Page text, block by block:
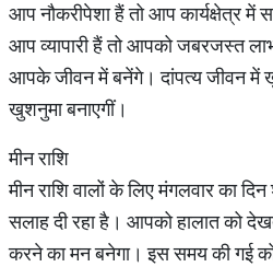
आप नौकरीपेशा हैं तो आप कार्यक्षेत्र में
आप व्यापारी हैं तो आपको जबरजस्त
आपके जीवन में बनेंगे। दांपत्य जीवन में
खुशनुमा बनाएगीं।
मीन राशि
मीन राशि वालों के लिए मंगलवार का
सलाह दी रहा है। आपको हालात को
करने का मन बनेगा। इस समय की गई